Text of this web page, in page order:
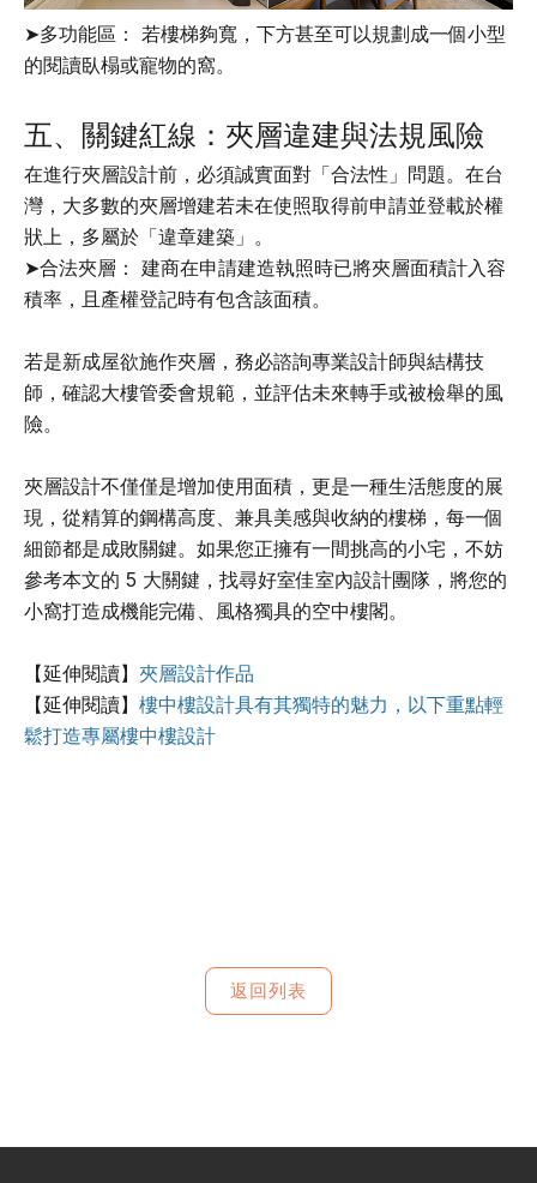
➤多功能區： 若樓梯夠寬，下方甚至可以規劃成一個小型
的閱讀臥榻或寵物的窩。
五、關鍵紅線：夾層違建與法規風險
在進行夾層設計前，必須誠實面對「合法性」問題。在台
灣，大多數的夾層增建若未在使照取得前申請並登載於權
狀上，多屬於「違章建築」。
➤合法夾層： 建商在申請建造執照時已將夾層面積計入容
積率，且產權登記時有包含該面積。
若是新成屋欲施作夾層，務必諮詢專業設計師與結構技
師，確認大樓管委會規範，並評估未來轉手或被檢舉的風
險。
夾層設計不僅僅是增加使用面積，更是一種生活態度的展
現，從精算的鋼構高度、兼具美感與收納的樓梯，每一個
細節都是成敗關鍵。如果您正擁有一間挑高的小宅，不妨
參考本文的 5 大關鍵，找尋好室佳室內設計團隊，將您的
小窩打造成機能完備、風格獨具的空中樓閣。
【延伸閱讀】 夾層設計作品
【延伸閱讀】 樓中樓設計具有其獨特的魅力，以下重點輕
鬆打造專屬樓中樓設計
返回列表